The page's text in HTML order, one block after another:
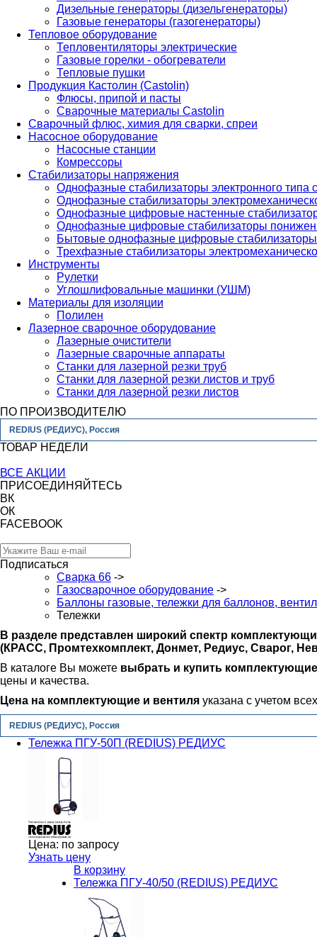
Дизельные генераторы (дизельгенераторы)
Газовые генераторы (газогенераторы)
Тепловое оборудование
Тепловентиляторы электрические
Газовые горелки - обогреватели
Тепловые пушки
Продукция Кастолин (Castolin)
Флюсы, припой и пасты
Сварочные материалы Castolin
Сварочный флюс, химия для сварки, спреи
Насосное оборудование
Насосные станции
Комрессоры
Стабилизаторы напряжения
Однофазные стабилизаторы электронного
Однофазные стабилизаторы
Однофазные цифровые настенные
Однофазные цифровые стабилизаторы
Бытовые однофазные цифровые стабилизаторы
Трехфазные стабилизаторы
Инструменты
Рулетки
Углошлифовальные машинки (УШМ)
Материалы для изоляции
Полилен
Лазерное сварочное оборудование
Лазерные очистители
Лазерные сварочные аппараты
Станки для лазерной резки труб
Станки для лазерной резки листов и труб
Станки для лазерной резки листов
ПО ПРОИЗВОДИТЕЛЮ
REDIUS (РЕДИУС), Россия
ТОВАР НЕДЕЛИ
ВСЕ АКЦИИ
ПРИСОЕДИНЯЙТЕСЬ
ВК
ОК
FACEBOOK
Подписаться
Сварка 66 ->
Газосварочное оборудование ->
Баллоны газовые, тележки для баллонов,
Тележки
В разделе представлен широкий спектр
(КРАСС, Промтехкомплект, Донмет, Редиус, Сварог,
В каталоге Вы можете выбрать и купить
цены и качества.
Цена на комплектующие и вентиля указана с учетом
REDIUS (РЕДИУС), Россия
Тележка ПГУ-50П (REDIUS) РЕДИУС
Цена: по запросу
Узнать цену
В корзину
Тележка ПГУ-40/50 (REDIUS) РЕДИУС